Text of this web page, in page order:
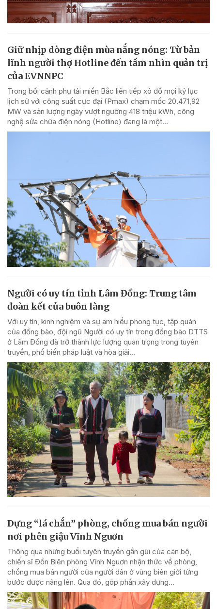
Giữ nhịp dòng điện mùa nắng nóng: Từ bản
lĩnh người thợ Hotline đến tầm nhìn quản trị
của EVNNPC
Trong bối cảnh phụ tải miền Bắc liên tiếp xô đổ mọi kỷ lục
lịch sử với công suất cực đại (Pmax) chạm mốc 20.471,92
MW và sản lượng ngày vượt ngưỡng 418 triệu kWh, công
nghệ sửa chữa điện nóng (Hotline) đang là một...
Người có uy tín tỉnh Lâm Đồng: Trung tâm
đoàn kết của buôn làng
Với uy tín, kinh nghiệm và sự am hiểu phong tục, tập quán
của đồng bào, đội ngũ Người có uy tín trong đồng bào DTTS
ở Lâm Đồng đã trở thành lực lượng quan trọng trong tuyên
truyền, phổ biến pháp luật và hòa giải...
Dựng “lá chắn” phòng, chống mua bán người
nơi phên giậu Vĩnh Nguơn
Thông qua những buổi tuyên truyền gần gũi của cán bộ,
chiến sĩ Đồn Biên phòng Vĩnh Nguơn nhận thức về phòng,
chống mua bán người của người dân ở vùng biên giới từng
bước được nâng lên. Qua đó, góp phần xây dựng...